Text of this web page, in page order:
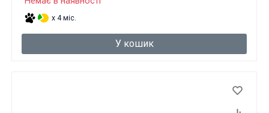
x 4 міс.
У кошик